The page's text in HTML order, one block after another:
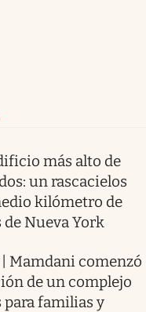
más alto de
un rascacielos
kilómetro de
Nueva York
Mamdani comenzó
de un complejo
para familias y